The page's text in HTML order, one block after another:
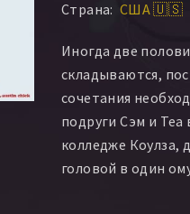
Кит Зиглингер
Мариса Николь
Пол Дэмиен Диос
Мелисса Гийон
Страна: США 🇺🇸
Иногда две
складываются,
сочетания
подруги Сэм и
колледже Коулза,
головой в один
Любовный